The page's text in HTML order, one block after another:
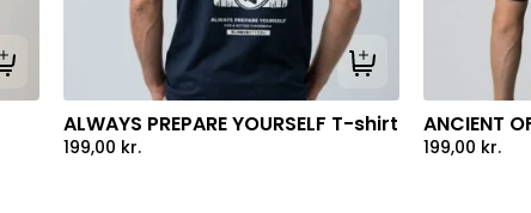
Tilføj til kurv Tilføj til kurv
ALWAYS PREPARE YOURSELF T-shirt
199,00 kr.
ANCIENT
199,00 kr.